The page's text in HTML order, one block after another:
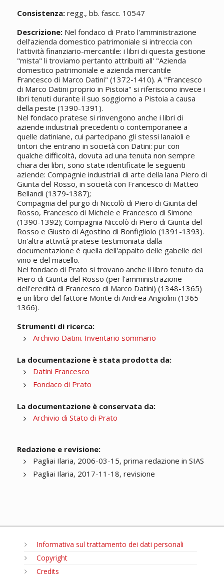
Consistenza:regg., bb. fascc. 10547
Descrizione:Nel fondaco di Prato l'amministrazione
dell'azienda domestico patrimoniale si intreccia con
l'attività finanziario-mercantile: i libri di questa gestione
"mista" li troviamo pertanto attribuiti all' "Azienda
domestico patrimoniale e azienda mercantile
Francesco di Marco Datini" (1372-1410). A "Francesco
di Marco Datini proprio in Pistoia" si riferiscono invece i
libri tenuti durante il suo soggiorno a Pistoia a causa
della peste (1390-1391).
Nel fondaco pratese si rinvengono anche i libri di
aziende industriali precedenti o contemporanee a
quelle datiniane, cui partecipano gli stessi lanaioli e
tintori che entrano in società con Datini: pur con
qualche difficoltà, dovuta ad una tenuta non sempre
chiara dei libri, sono state identificate le seguenti
aziende: Compagnie industriali di arte della lana Piero di
Giunta del Rosso, in società con Francesco di Matteo
Bellandi (1379-1387);
Compagnia del purgo di Niccolò di Piero di Giunta del
Rosso, Francesco di Michele e Francesco di Simone
(1390-1392); Compagnia Niccolò di Piero di Giunta del
Rosso e Giusto di Agostino di Bonfigliolo (1391-1393).
Un'altra attività pratese testimoniata dalla
documentazione è quella dell'appalto delle gabelle del
vino e del macello.
Nel fondaco di Prato si trovano anche il libro tenuto da
Piero di Giunta del Rosso (per l'amministrazione
dell'eredità di Francesco di Marco Datini) (1348-1365)
e un libro del fattore Monte di Andrea Angiolini (1365-
1366).
Strumenti di ricerca:
Archivio Datini. Inventario sommario
La documentazione è stata prodotta da:
Datini Francesco
Fondaco di Prato
La documentazione è conservata da:
Archivio di Stato di Prato
Redazione e revisione:
Pagliai Ilaria, 2006-03-15, prima redazione in SIAS
Pagliai Ilaria, 2017-11-18, revisione
Informativa sul trattamento dei dati personali
Copyright
Credits